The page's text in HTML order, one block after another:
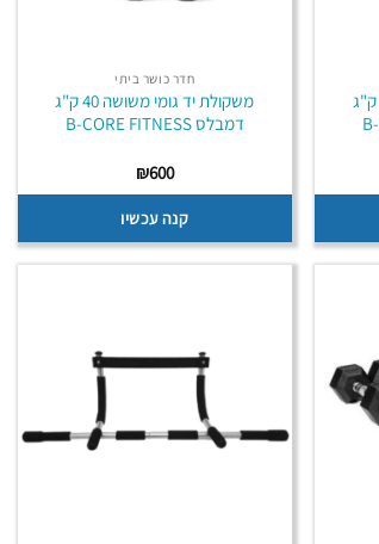
משקולת יד גומי משושה 35 ק"ג
חדר כושר ביתי
משקולת יד גומי משושה 40 ק"ג
דמבלס B-CORE FITNESS
₪600
קנה עכשיו